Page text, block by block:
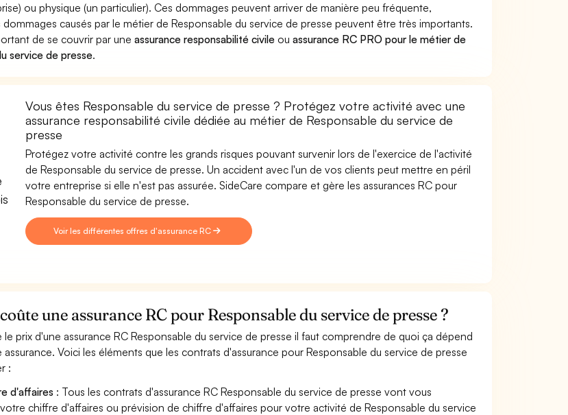
ou physique (un particulier). Ces dommages peuvent arriver de manière peu fréquente,
causés par le métier de Responsable du service de presse peuvent être très importants.
de se couvrir par uneassurance responsabilité civile ouassurance RC PRO pour le métier de
service de presse.
Vous êtes Responsable du service de presse ? Protégez votre activité avec une
assurance responsabilité civile dédiée au métier de Responsable du service de
presse
Protégez votre activité contre les grands risques pouvant survenir lors de l'exercice de l'activité
de Responsable du service de presse. Un accident avec l'un de vos clients peut mettre en péril
votre entreprise si elle n'est pas assurée. SideCare compare et gère les assurances RC pour
Responsable du service de presse.
Voir les différentes offres d'assurance RC
une assurance RC pour Responsable du service de presse ?
prix d'une assurance RC Responsable du service de presse il faut comprendre de quoi ça dépend
Voici les éléments que les contrats d'assurance pour Responsable du service de presse
:
d'affaires : Tous les contrats d'assurance RC Responsable du service de presse vont vous
chiffre d'affaires ou prévision de chiffre d'affaires pour votre activité de Responsable du service